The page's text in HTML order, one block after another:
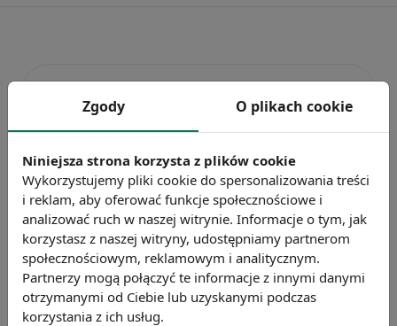
Badanie wskaźnikiHR 2026
Zmierz 59 wskaźników efektywności
personalnej, w tym absencję, fluktuację i
efektywność pracy.
Weź udział w badaniu
Zgody O plikach cookie
Niniejsza strona korzysta z plików cookie
Wykorzystujemy pliki cookie do spersonalizowania treści
i reklam, aby oferować funkcje społecznościowe i
analizować ruch w naszej witrynie. Informacje o tym, jak
korzystasz z naszej witryny, udostępniamy partnerom
społecznościowym, reklamowym i analitycznym.
Partnerzy mogą połączyć te informacje z innymi danymi
otrzymanymi od Ciebie lub uzyskanymi podczas
korzystania z ich usług.